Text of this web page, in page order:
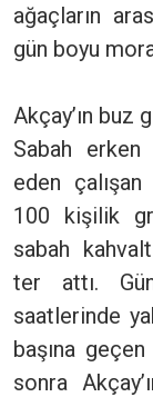
ağaçların
gün boyu
Akçay’ın buz
Sabah erken
eden
100 kişilik
sabah
ter attı.
saatlerinde
başına geçen
sonra